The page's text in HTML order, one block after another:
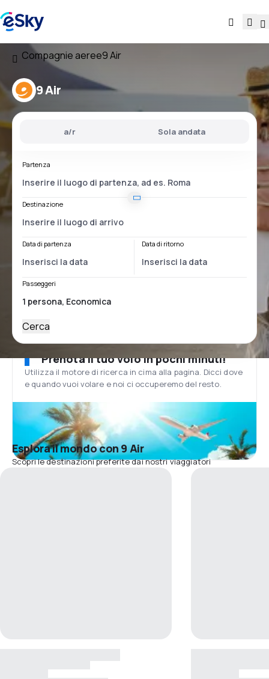
Compagnie aeree9 Air
9 Air
a/r Sola andata
Partenza
Destinazione
Data di partenza Data di ritorno
Passeggeri
Cerca
Prenota il tuo volo in pochi minuti!
Utilizza il motore di ricerca in cima alla pagina. Dicci dove
e quando vuoi volare e noi ci occuperemo del resto.
Esplora il mondo con 9 Air
Scopri le destinazioni preferite dai nostri viaggiatori